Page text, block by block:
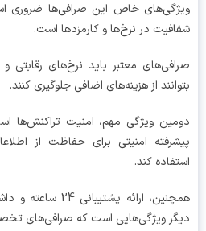
خاص این صرافی‌ها ضروری است.
در نرخ‌ها و کارمزدها است.
معتبر باید نرخ‌های رقابتی و
از هزینه‌های اضافی جلوگیری کنند.
ویژگی مهم، امنیت تراکنش‌ها است.
امنیتی برای حفاظت از اطلاعات
کند.
همچنین، ارائه پشتیبانی 24
ویژگی‌هایی است که صرافی‌های تخصصی